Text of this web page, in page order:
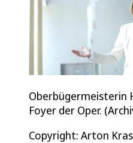
Oberbügermeisterin
Foyer der Oper.
Copyright: Arton